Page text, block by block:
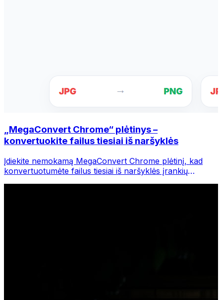
„MegaConvert Chrome“ plėtinys –
konvertuokite failus tiesiai iš naršyklės
Įdiekite nemokamą MegaConvert Chrome plėtinį, kad
konvertuotumėte failus tiesiai iš naršyklės įrankių